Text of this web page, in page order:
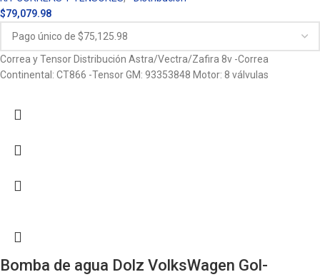
$79,079.98
Correa y Tensor Distribución Astra/Vectra/Zafira 8v -Correa
Continental: CT866 -Tensor GM: 93353848 Motor: 8 válvulas
Bomba de agua Dolz VolksWagen Gol-